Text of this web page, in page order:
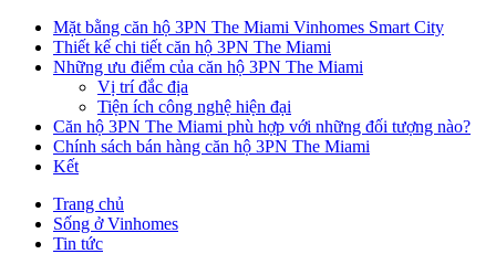
Mặt bằng căn hộ 3PN The Miami Vinhomes Smart City
Thiết kế chi tiết căn hộ 3PN The Miami
Những ưu điểm của căn hộ 3PN The Miami
Vị trí đắc địa
Tiện ích công nghệ hiện đại
Căn hộ 3PN The Miami phù hợp với những đối tượng nào?
Chính sách bán hàng căn hộ 3PN The Miami
Kết
Trang chủ
Sống ở Vinhomes
Tin tức